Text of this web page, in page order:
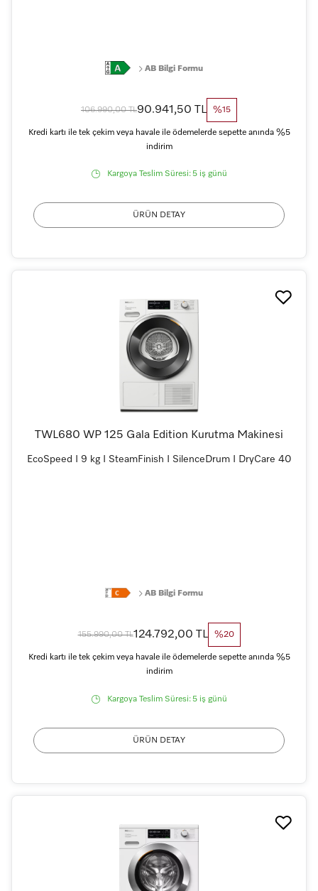
AB Bilgi Formu
106.990,00 TL90.941,50 TL %15
Kredi kartı ile tek çekim veya havale ile ödemelerde sepette anında %5
indirim
Kargoya Teslim Süresi: 5 iş günü
ÜRÜN DETAY
TWL680 WP 125 Gala Edition Kurutma Makinesi
EcoSpeed I 9 kg I SteamFinish I SilenceDrum I DryCare 40
AB Bilgi Formu
155.990,00 TL124.792,00 TL %20
Kredi kartı ile tek çekim veya havale ile ödemelerde sepette anında %5
indirim
Kargoya Teslim Süresi: 5 iş günü
ÜRÜN DETAY